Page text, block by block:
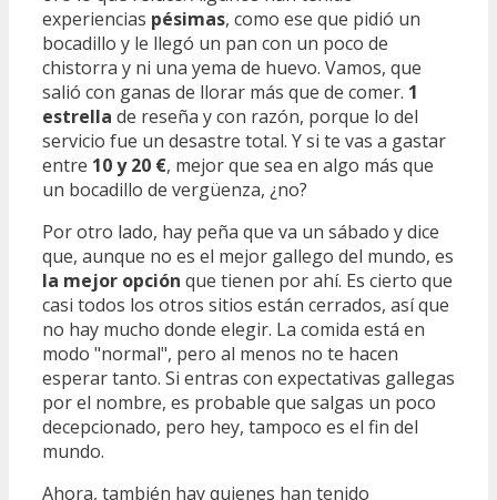
experiencias pésimas, como ese que pidió un
bocadillo y le llegó un pan con un poco de
chistorra y ni una yema de huevo. Vamos, que
salió con ganas de llorar más que de comer. 1
estrella de reseña y con razón, porque lo del
servicio fue un desastre total. Y si te vas a gastar
entre 10 y 20 €, mejor que sea en algo más que
un bocadillo de vergüenza, ¿no?
Por otro lado, hay peña que va un sábado y dice
que, aunque no es el mejor gallego del mundo, es
la mejor opción que tienen por ahí. Es cierto que
casi todos los otros sitios están cerrados, así que
no hay mucho donde elegir. La comida está en
modo "normal", pero al menos no te hacen
esperar tanto. Si entras con expectativas gallegas
por el nombre, es probable que salgas un poco
decepcionado, pero hey, tampoco es el fin del
mundo.
Ahora, también hay quienes han tenido